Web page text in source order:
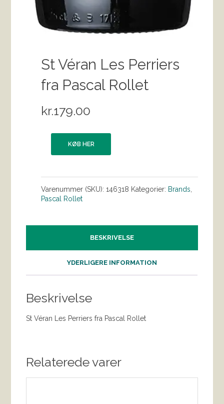
St Véran Les Perriers
fra Pascal Rollet
kr.179.00
KØB HER
Varenummer (SKU):146318 Kategorier: Brands,
Pascal Rollet
BESKRIVELSE
YDERLIGERE INFORMATION
Beskrivelse
St Véran Les Perriers fra Pascal Rollet
Relaterede varer